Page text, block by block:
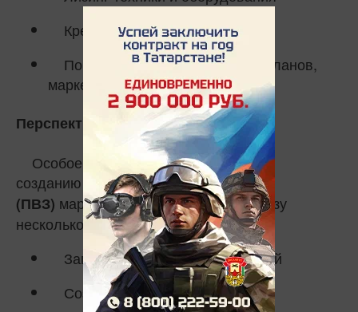
Кредиты под 9,5% годовых
Помощь в разработке бизнес-планов,
маркетинге и сертификации
Перспективное направление
Особое внимание уделяется
созданию
пунктов выдачи заказов
(ПВЗ) маркетплейсов. Это решает сразу
несколько задач:
Загрузка пустующих помещений
Создание рабочих мест